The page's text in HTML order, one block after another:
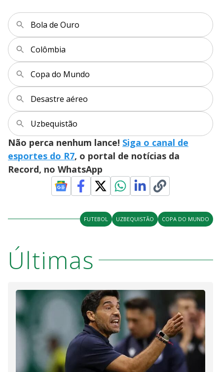
Bola de Ouro
Colômbia
Copa do Mundo
Desastre aéreo
Uzbequistão
Não perca nenhum lance! Siga o canal de
esportes do R7, o portal de notícias da
Record, no WhatsApp
FUTEBOL UZBEQUISTÃO COPA DO MUNDO
Últimas